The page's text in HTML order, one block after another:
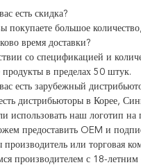
есть скидка?
покупаете большое
время доставки?
со спецификацией и
продукты в пределах 50 штук.
есть зарубежный
дистрибьюторы в Корее,
использовать наш логотип на
предоставить OEM и
или торговая
производителем с 18-